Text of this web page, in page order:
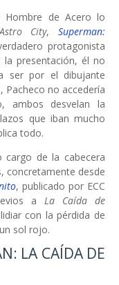
Hombre de Acero lo
City,Superman:
protagonista
presentación, él no
ser por el dibujante
Pacheco no accedería
ambos desvelan la
que iban mucho
todo.
cargo de la cabecera
concretamente desde
, publicado por ECC
a La Caída de
con la pérdida de
sol rojo.
LA CAÍDA DE